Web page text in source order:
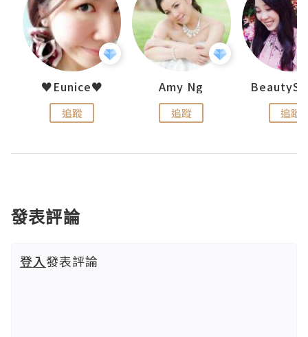
♥Eunice♥
追蹤
Amy Ng
追蹤 追蹤
發表評論
登入發表評論